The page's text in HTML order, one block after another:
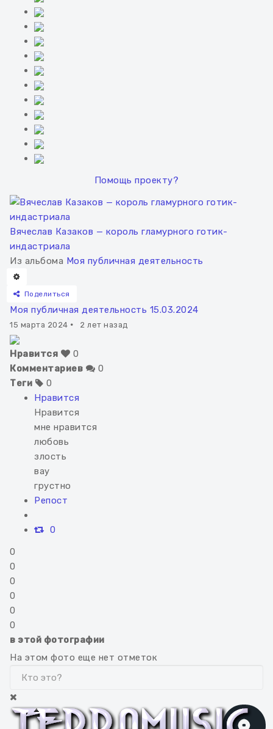
Помощь проекту?
Вячеслав Казаков — король гламурного готик-
индастриала
Из альбома Моя публичная деятельность
Поделиться
Моя публичная деятельность 15.03.2024
15 марта 2024 · 2 лет назад
Нравится
0
Комментариев
0
Теги
0
Нравится
Нравится
мне нравится
любовь
злость
вау
грустно
Репост
0
0
0
0
0
0
0
в этой фотографии
На этом фото еще нет отметок